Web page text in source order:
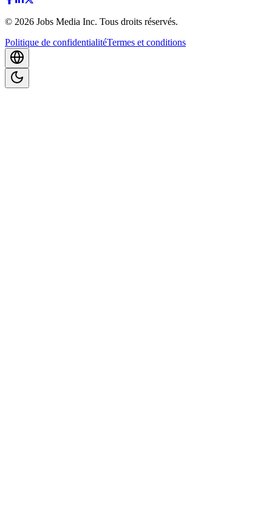
© 2026 Jobs Media Inc. Tous droits réservés.
Politique de confidentialitéTermes et conditions